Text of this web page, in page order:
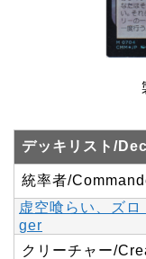
デッキリスト/
統率者/
虚空喰らい、ズ
ger
クリーチャー/